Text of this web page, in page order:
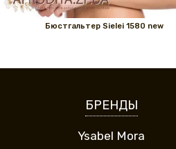
Бюстгальтер Sielei 1580 new
БРЕНДЫ
Ysabel Mora